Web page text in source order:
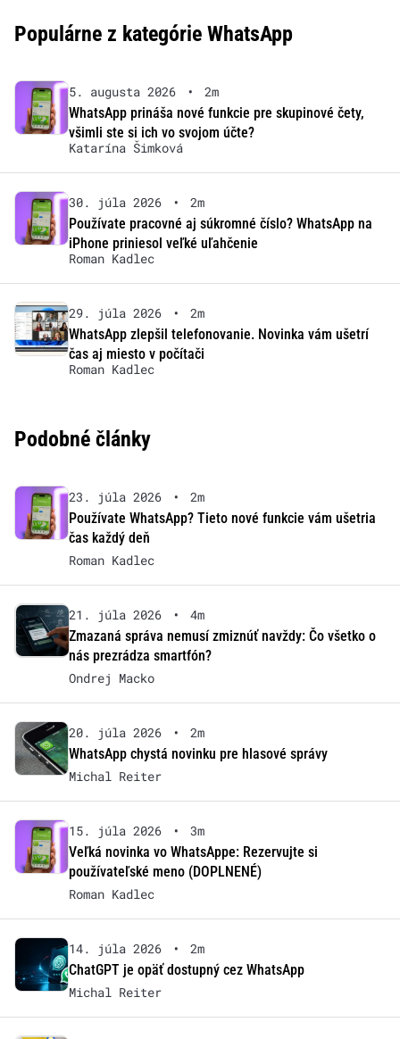
Populárne z kategórie WhatsApp
5. augusta 2026 •
2m
WhatsApp prináša nové funkcie pre skupinové čety,
všimli ste si ich vo svojom účte?
Katarína Šimková
30. júla 2026 •
2m
Používate pracovné aj súkromné číslo? WhatsApp na
iPhone priniesol veľké uľahčenie
Roman Kadlec
29. júla 2026 •
2m
WhatsApp zlepšil telefonovanie. Novinka vám ušetrí
čas aj miesto v počítači
Roman Kadlec
Podobné články
23. júla 2026 •
2m
Používate WhatsApp? Tieto nové funkcie vám ušetria
čas každý deň
Roman Kadlec
21. júla 2026 •
4m
Zmazaná správa nemusí zmiznúť navždy: Čo všetko o
nás prezrádza smartfón?
Ondrej Macko
20. júla 2026 •
2m
WhatsApp chystá novinku pre hlasové správy
Michal Reiter
15. júla 2026 •
3m
Veľká novinka vo WhatsAppe: Rezervujte si
používateľské meno (DOPLNENÉ)
Roman Kadlec
14. júla 2026 •
2m
ChatGPT je opäť dostupný cez WhatsApp
Michal Reiter